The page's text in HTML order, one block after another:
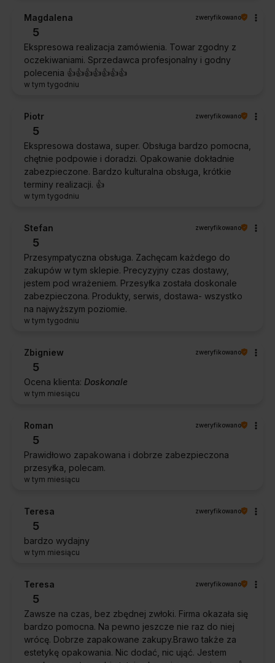
Magdalena zweryfikowano
5
Ekspresowa realizacja zamówienia. Towar zgodny z
oczekiwaniami. Sprzedawca profesjonalny i godny
polecenia 👍️👍️👍️👍️👍️👍️👍️
w tym tygodniu
Piotr zweryfikowano
5
Ekspresowa dostawa, super. Obsługa bardzo pomocna,
chętnie podpowie i doradzi. Opakowanie dokładnie
zabezpieczone. Bardzo kulturalna obsługa, krótkie
terminy realizacji. 👍️
w tym tygodniu
Stefan zweryfikowano
5
Przesympatyczna obsługa. Zachęcam każdego do
zakupów w tym sklepie. Precyzyjny czas dostawy,
jestem pod wrażeniem. Przesyłka została doskonale
zabezpieczona. Produkty, serwis, dostawa- wszystko
na najwyższym poziomie.
w tym tygodniu
Zbigniew zweryfikowano
5
Ocena klienta: Doskonale
w tym miesiącu
Roman zweryfikowano
5
Prawidłowo zapakowana i dobrze zabezpieczona
przesyłka, polecam.
w tym miesiącu
Teresa zweryfikowano
5
bardzo wydajny
w tym miesiącu
Teresa zweryfikowano
5
Zawsze na czas, bez zbędnej zwłoki. Firma okazała się
bardzo pomocna. Na pewno jeszcze nie raz do niej
wrócę. Dobrze zapakowane zakupy.Brawo także za
estetykę opakowania. Nic dodać, nic ująć. Jestem